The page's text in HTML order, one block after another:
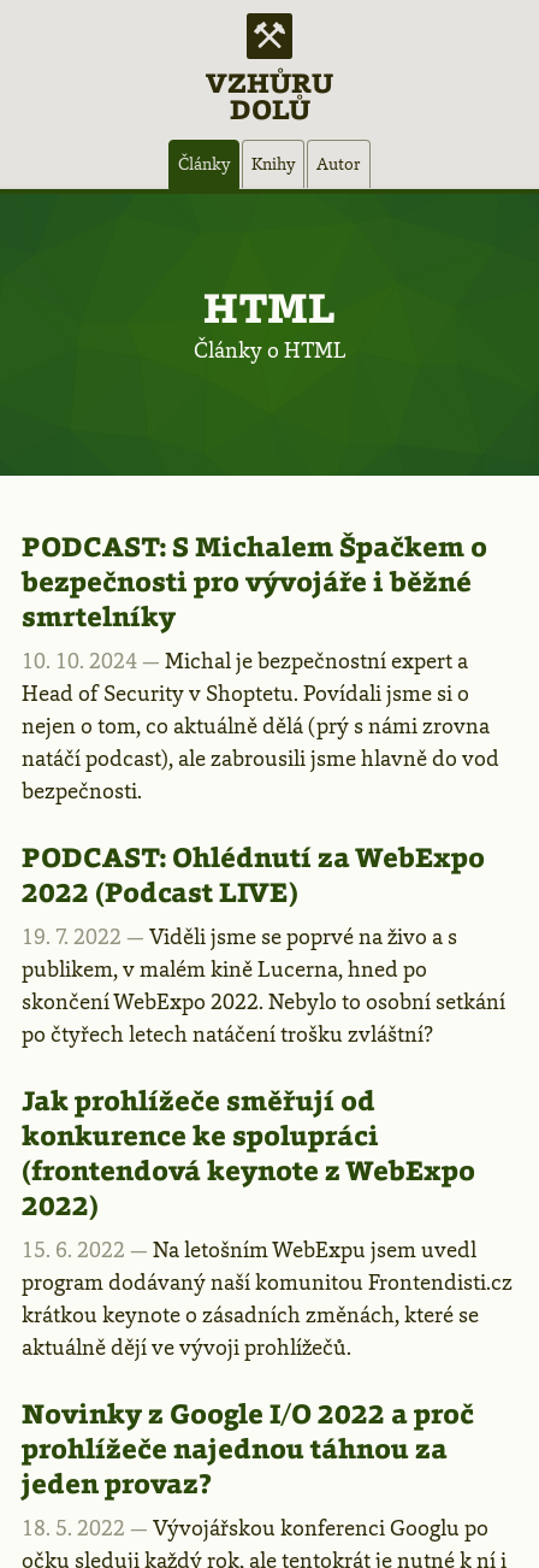
VZHŮRU
DOLŮ
Články Knihy Autor
HTML
Články o HTML
PODCAST:S Michalem Špačkem o
bezpečnosti pro vývojáře i běžné
smrtelníky
10. 10. 2024 — Michal je bezpečnostní expert a
Head of Security v Shoptetu. Povídali jsme si o
nejen o tom, co aktuálně dělá (prý s námi zrovna
natáčí podcast), ale zabrousili jsme hlavně do vod
bezpečnosti.
PODCAST: Ohlédnutí za WebExpo
2022 (Podcast LIVE)
19. 7. 2022 — Viděli jsme se poprvé na živo a s
publikem, v malém kině Lucerna, hned po
skončení WebExpo 2022. Nebylo to osobní setkání
po čtyřech letech natáčení trošku zvláštní?
Jak prohlížeče směřují od
konkurence ke spolupráci
(frontendová keynote z WebExpo
2022)
15. 6. 2022 — Na letošním WebExpu jsem uvedl
program dodávaný naší komunitou Frontendisti.cz
krátkou keynote o zásadních změnách, které se
aktuálně dějí ve vývoji prohlížečů.
Novinky z Google I/O 2022 a proč
prohlížeče najednou táhnou za
jeden provaz?
18. 5. 2022 — Vývojářskou konferenci Googlu po
očku sleduji každý rok, ale tentokrát je nutné k ní i